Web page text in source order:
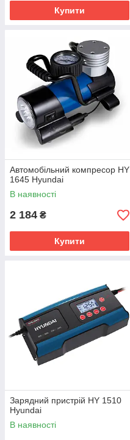
Купити
Автомобільний компресор HY
1645 Hyundai
В наявності
2 184 ₴
Купити
Зарядний пристрій HY 1510
Hyundai
В наявності